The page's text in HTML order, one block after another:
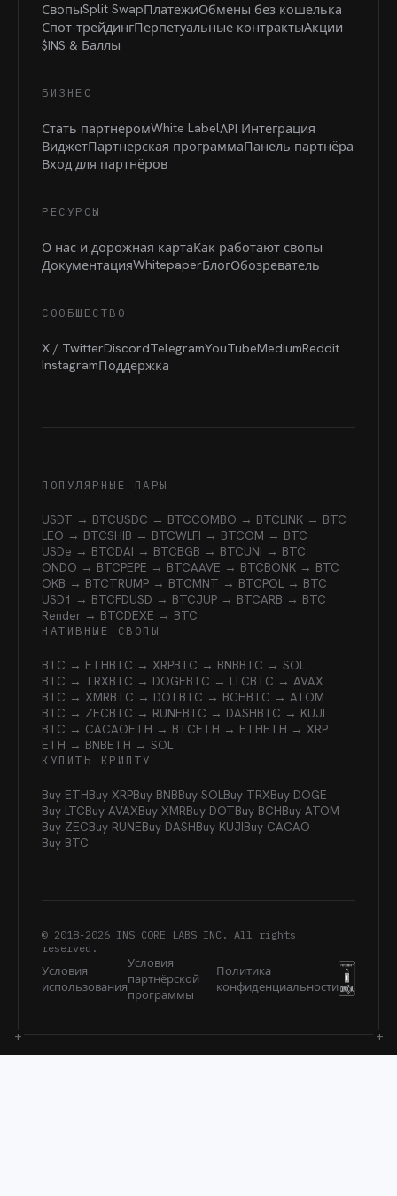
СвопыSplit SwapПлатежиОбмены без кошелька
Спот-трейдингПерпетуальные контрактыАкции
$INS & Баллы
БИЗНЕС
Стать партнеромWhite LabelAPI Интеграция
ВиджетПартнерская программаПанель партнёра
Вход для партнёров
РЕСУРСЫ
О нас и дорожная картаКак работают свопы
ДокументацияWhitepaperБлогОбозреватель
СООБЩЕСТВО
X / TwitterDiscordTelegramYouTubeMediumReddit
InstagramПоддержка
ПОПУЛЯРНЫЕ ПАРЫ
USDT → BTCUSDC → BTCCOMBO → BTCLINK → BTC
LEO → BTCSHIB → BTCWLFI → BTCOM → BTC
USDe → BTCDAI → BTCBGB → BTCUNI → BTC
ONDO → BTCPEPE → BTCAAVE → BTCBONK → BTC
OKB → BTCTRUMP → BTCMNT → BTCPOL → BTC
USD1 → BTCFDUSD → BTCJUP → BTCARB → BTC
Render → BTCDEXE → BTC
НАТИВНЫЕ СВОПЫ
BTC → ETHBTC → XRPBTC → BNBBTC → SOL
BTC → TRXBTC → DOGEBTC → LTCBTC → AVAX
BTC → XMRBTC → DOTBTC → BCHBTC → ATOM
BTC → ZECBTC → RUNEBTC → DASHBTC → KUJI
BTC → CACAOETH → BTCETH → ETHETH → XRP
ETH → BNBETH → SOL
КУПИТЬ КРИПТУ
Buy ETHBuy XRPBuy BNBBuy SOLBuy TRXBuy DOGE
Buy LTCBuy AVAXBuy XMRBuy DOTBuy BCHBuy ATOM
Buy ZECBuy RUNEBuy DASHBuy KUJIBuy CACAO
Buy BTC
© 2018-2026 INS CORE LABS INC. All rights
reserved.
Условия
использования
Условия
партнёрской
программы
Политика
конфиденциальности